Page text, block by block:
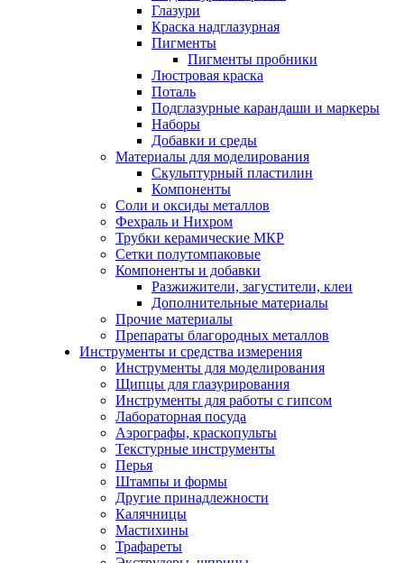
Глазури
Краска надглазурная
Пигменты
Пигменты пробники
Люстровая краска
Поталь
Подглазурные карандаши и маркеры
Наборы
Добавки и среды
Материалы для моделирования
Скульптурный пластилин
Компоненты
Соли и оксиды металлов
Фехраль и Нихром
Трубки керамические МКР
Сетки полутомпаковые
Компоненты и добавки
Разжижители, загустители, клеи
Дополнительные материалы
Прочие материалы
Препараты благородных металлов
Инструменты и средства измерения
Инструменты для моделирования
Щипцы для глазурирования
Инструменты для работы с гипсом
Лабораторная посуда
Аэрографы, краскопульты
Текстурные инструменты
Перья
Штампы и формы
Другие принадлежности
Калячницы
Мастихины
Трафареты